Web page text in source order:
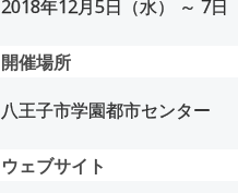
2018年12月5日（水） ～ 7日
開催場所
八王子市学園都市センター
ウェブサイト